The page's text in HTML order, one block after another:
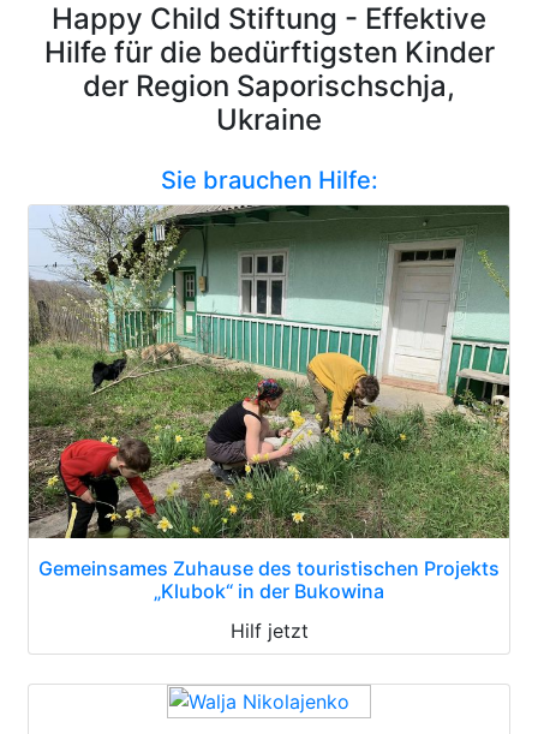
Happy Child Stiftung - Effektive
Hilfe für die bedürftigsten Kinder
der Region Saporischschja,
Ukraine
Sie brauchen Hilfe:
Gemeinsames Zuhause des touristischen Projekts
„Klubok“ in der Bukowina
Hilf jetzt